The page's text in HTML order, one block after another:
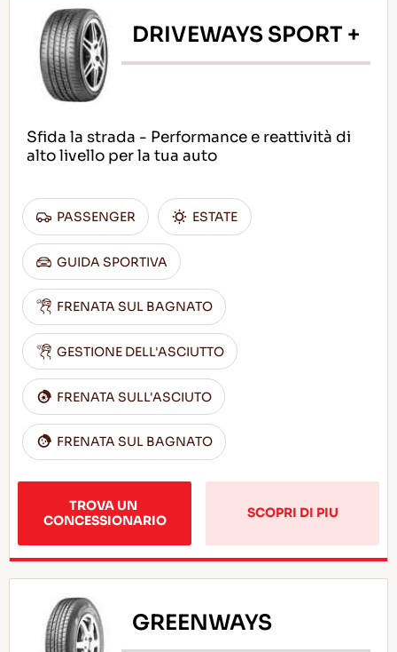
DRIVEWAYS SPORT +
Sfida la strada - Performance e reattività di
alto livello per la tua auto
PASSENGER ESTATE
GUIDA SPORTIVA
FRENATA SUL BAGNATO
GESTIONE DELL'ASCIUTTO
FRENATA SULL'ASCIUTO
FRENATA SUL BAGNATO
TROVA UN
CONCESSIONARIO
SCOPRI DI PIU
GREENWAYS